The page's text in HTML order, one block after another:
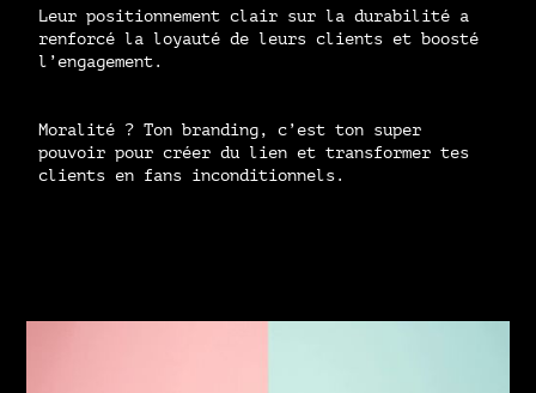
Leur positionnement clair sur la durabilité a
renforcé la loyauté de leurs clients et boosté
l’engagement.
Moralité ? Ton branding, c’est ton super
pouvoir pour créer du lien et transformer tes
clients en fans inconditionnels.